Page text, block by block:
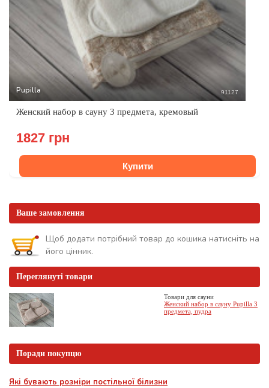
Pupilla 91127
Женский набор в сауну 3 предмета, кремовый
1827 грн
Купити
Ваше замовлення
Щоб додати потрібний товар до кошика натисніть на
його цінник.
Переглянуті товари
Товари для сауни
Женский набор в сауну Pupilla 3
предмета, пудра
Поради покупцю
Які бувають розміри постільної білизни